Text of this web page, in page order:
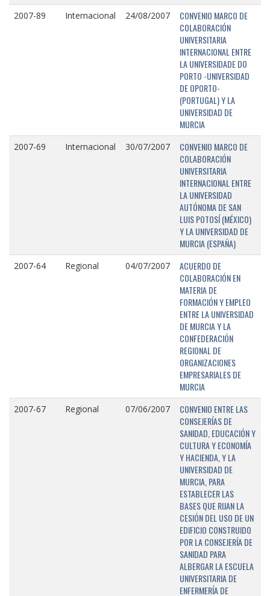
2007-89 Internacional 24/08/2007
CONVENIO MARCO DE
COLABORACIÓN
UNIVERSITARIA
INTERNACIONAL ENTRE
LA UNIVERSIDADE DO
PORTO -UNIVERSIDAD
DE OPORTO-
(PORTUGAL) Y LA
UNIVERSIDAD DE
MURCIA
2007-69 Internacional 30/07/2007
CONVENIO MARCO DE
COLABORACIÓN
UNIVERSITARIA
INTERNACIONAL ENTRE
LA UNIVERSIDAD
AUTÓNOMA DE SAN
LUIS POTOSÍ (MÉXICO)
Y LA UNIVERSIDAD DE
MURCIA (ESPAÑA)
2007-64 Regional 04/07/2007
ACUERDO DE
COLABORACIÓN EN
MATERIA DE
FORMACIÓN Y EMPLEO
ENTRE LA UNIVERSIDAD
DE MURCIA Y LA
CONFEDERACIÓN
REGIONAL DE
ORGANIZACIONES
EMPRESARIALES DE
MURCIA
2007-67 Regional 07/06/2007
CONVENIO ENTRE LAS
CONSEJERÍAS DE
SANIDAD, EDUCACIÓN Y
CULTURA Y ECONOMÍA
Y HACIENDA, Y LA
UNIVERSIDAD DE
MURCIA, PARA
ESTABLECER LAS
BASES QUE RIJAN LA
CESIÓN DEL USO DE UN
EDIFICIO CONSTRUIDO
POR LA CONSEJERÍA DE
SANIDAD PARA
ALBERGAR LA ESCUELA
UNIVERSITARIA DE
ENFERMERÍA DE